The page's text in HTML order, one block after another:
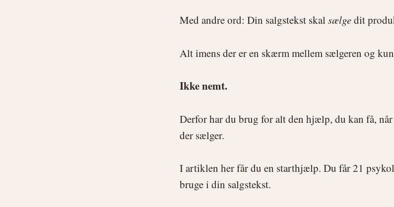
Med andre ord: Din salgstekst skalsælgedit
Alt imens der er en skærm mellem sælgeren og
Ikke nemt.
Derfor har du brug for alt den hjælp, du kan få,
der sælger.
I artiklen her får du en starthjælp. Du får 21
bruge i din salgstekst.